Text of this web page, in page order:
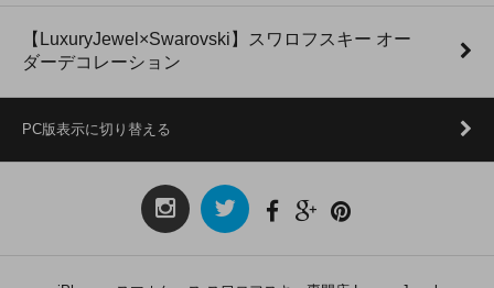
【LuxuryJewel×Swarovski】スワロフスキー オー
ダーデコレーション
PC版表示に切り替える